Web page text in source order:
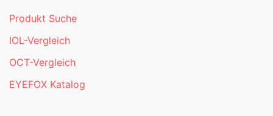
Produkt Suche
IOL-Vergleich
OCT-Vergleich
EYEFOX Katalog